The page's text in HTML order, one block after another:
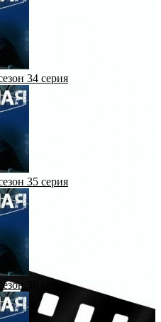
34 серия
35 серия
36 серия